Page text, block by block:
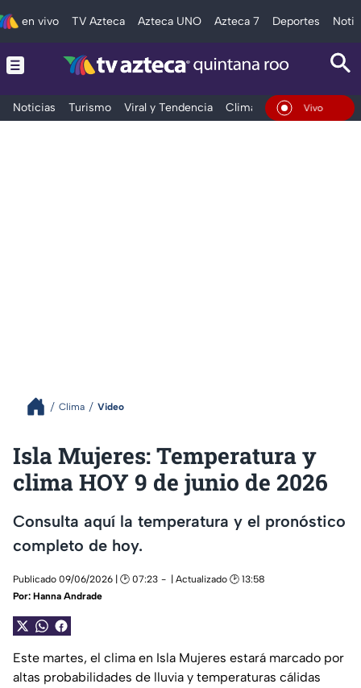
en vivo TV Azteca Azteca UNO Azteca 7 Deportes
Noticias Turismo Viral y Tendencia Clima Tráfico
En Vivo
Clima Video
Isla Mujeres: Temperatura y
clima HOY 9 de junio de 2026
Consulta aquí la temperatura y el pronóstico
completo de hoy.
Publicado 09/06/2026 | 🕑 07:23
| Actualizado 🕑 13:58
Por: Hanna Andrade
Este martes, el clima en Isla Mujeres estará marcado por
altas probabilidades de lluvia y temperaturas cálidas